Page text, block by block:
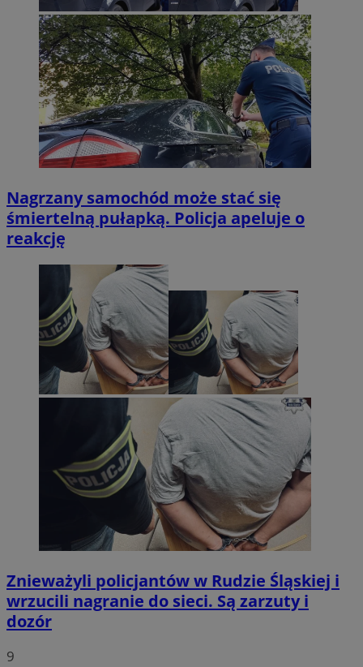
Nagrzany samochód może stać się
śmiertelną pułapką. Policja apeluje o
reakcję
Znieważyli policjantów w Rudzie Śląskiej i
wrzucili nagranie do sieci. Są zarzuty i
dozór
9